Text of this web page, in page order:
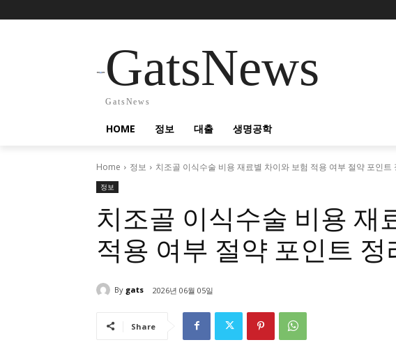
GatsNews
GatsNews
HOME 정보 대출 생명공학
Home 정보 치조골 이식수술 비용 재료별 차이와 보험 적용 여부 절약 포인트
정보
치조골 이식수술 비용 재
적용 여부 절약 포인트 정
By gats 2026년 06월 05일
Share